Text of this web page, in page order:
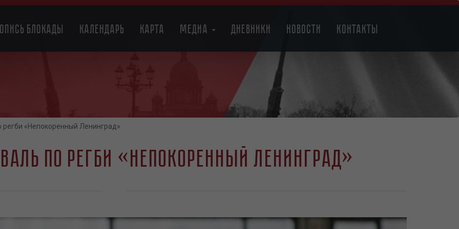
блокады Календарь Карта Медиа Дневники Новости Контакты
регби «Непокоренный Ленинград»
по регби «Непокоренный Ленинград»